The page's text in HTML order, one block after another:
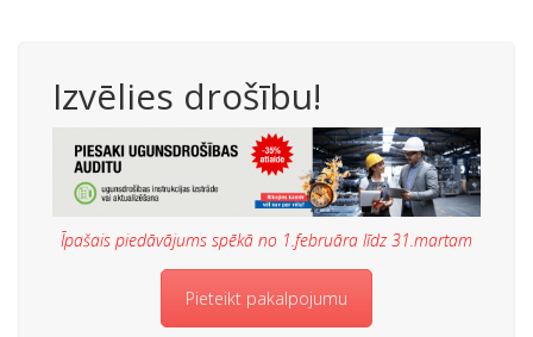
Izvēlies drošību!
Īpašais piedāvājums spēkā no 1.februāra līdz 31.martam
Pieteikt pakalpojumu